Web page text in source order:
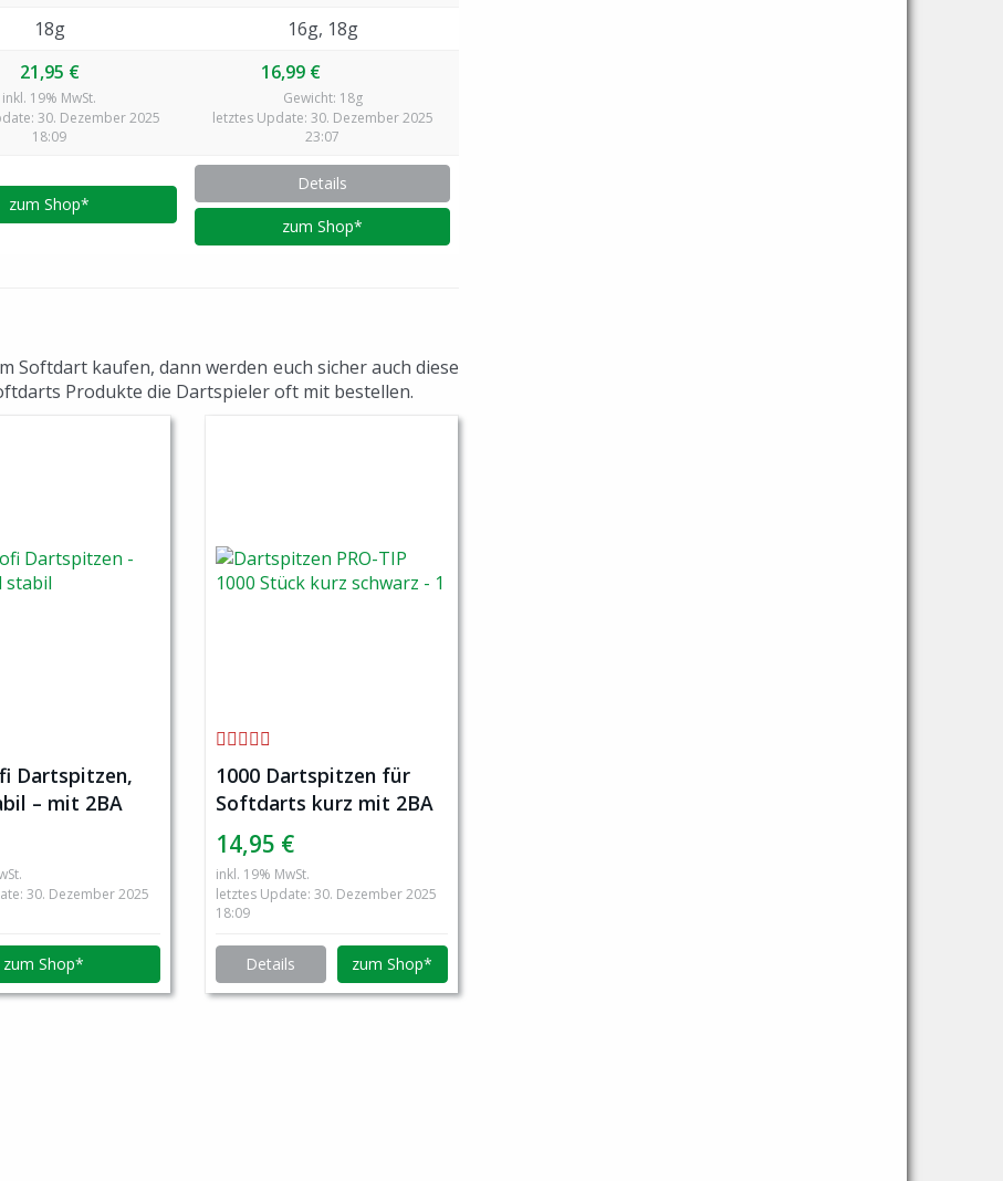
18g 16g, 18g
21,95 €
inkl. 19% MwSt.
30. Dezember 2025
18:09
16,99 €
Gewicht: 18g
letztes Update: 30. Dezember 2025
23:07
zum Shop*
Details
zum Shop*
Softdart kaufen, dann werden euch sicher auch diese
Produkte die Dartspieler oft mit bestellen.
Dartspitzen,
– mit 2BA
schwarz
30. Dezember 2025
zum Shop*
1000 Dartspitzen für
Softdarts kurz mit 2BA
Gewinde, schwarz
14,95 €
inkl. 19% MwSt.
letztes Update: 30. Dezember 2025
18:09
Details zum Shop*